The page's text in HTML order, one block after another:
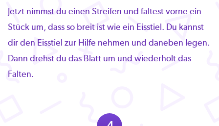
Jetzt nimmst du einen Streifen und faltest vorne ein
Stück um, dass so breit ist wie ein Eisstiel. Du kannst
dir den Eisstiel zur Hilfe nehmen und daneben legen.
Dann drehst du das Blatt um und wiederholt das
Falten.